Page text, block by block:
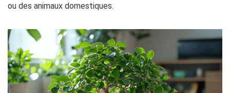
ou des animaux domestiques.